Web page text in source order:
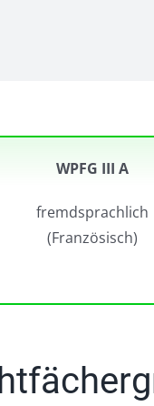
WPFG III A
fremdsprachlich
(Französisch)